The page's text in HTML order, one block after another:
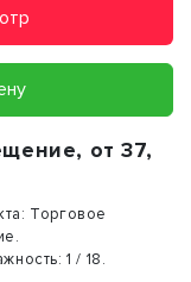
от 37,
Торговое
1 / 18.